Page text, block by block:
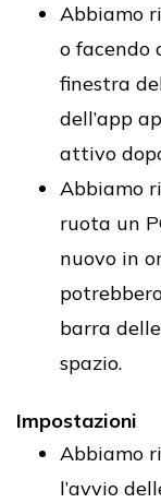
Abbiamo
o facendo
finestra
dell’app
attivo
Abbiamo
ruota un
nuovo in
barra
spazio.
Impostazioni
Abbiamo
l’avvio